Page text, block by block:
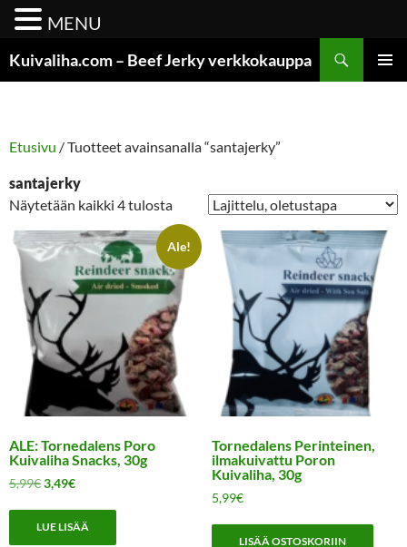
sisältöön
Kuivaliha.com – Beef Jerky verkkokauppa
Etusivu / Tuotteet avainsanalla “santajerky”
santajerky
Näytetään kaikki 4 tulosta
Ale!
ALE: Tornedalens Poro
Kuivaliha Snacks, 30g
5,99€Alkuperäinen
3,49€Nykyinen
on:
LUE LISÄÄ
Tornedalens Perinteinen,
ilmakuivattu Poron
Kuivaliha, 30g
5,99€
LISÄÄ OSTOSKORIIN
MENU